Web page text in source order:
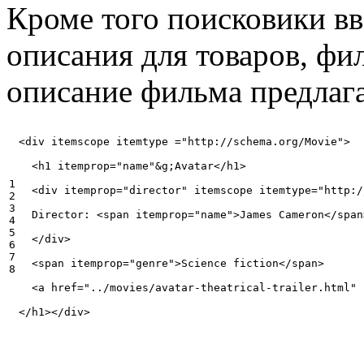
Кроме того поисковики
описания для товаров,
описание фильма
1
2
3
4
5
6
7
<div itemscope itemtype ="http://schema.org/Movie">
  <h1 itemprop="name"&g;Avatar</h1>
<div itemprop="director" itemscope
Director: <span itemprop="name">James Cameron</
  </div>
  <span itemprop="genre">Science fiction</span>
<a href="../movies/avatar-theatrical-trailer.html"
</h1></div>